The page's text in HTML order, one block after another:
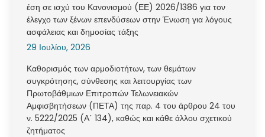
έση σε ισχύ του Κανονισμού (ΕΕ) 2026/1386 για τον
έλεγχο των ξένων επενδύσεων στην Ένωση για λόγους
ασφάλειας και δημοσίας τάξης
29 Ιουλίου, 2026
Καθορισμός των αρμοδιοτήτων, των θεμάτων
συγκρότησης, σύνθεσης και λειτουργίας των
Πρωτοβάθμιων Επιτροπών Τελωνειακών
Αμφισβητήσεων (ΠΕΤΑ) της παρ. 4 του άρθρου 24 του
ν. 5222/2025 (Α΄ 134), καθώς και κάθε άλλου σχετικού
ζητήματος